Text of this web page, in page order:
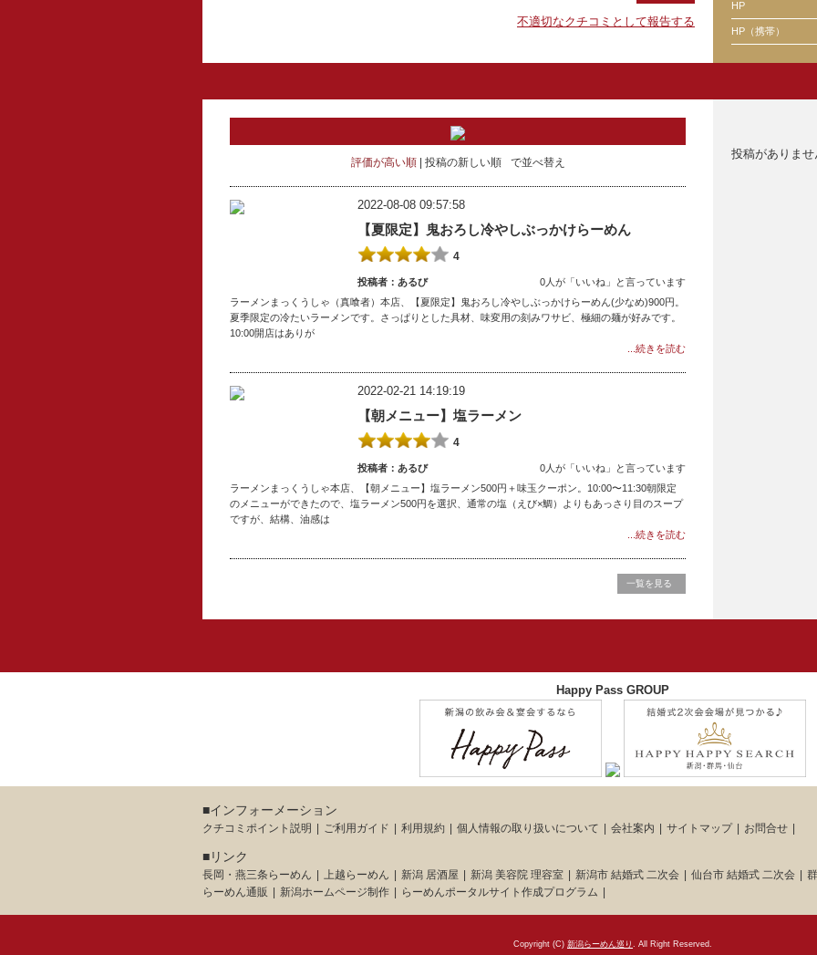
不適切なクチコミとして報告する
HP
HP（携帯）
評価が高い順 投稿の新しい順 で並べ替え
2022-08-08 09:57:58
【夏限定】鬼おろし冷やしぶっかけらーめん
4
投稿者：あるび
0人が「いいね」と言っています
ラーメンまっくうしゃ（真喰者）本店、【夏限定】鬼おろし冷やしぶっかけらーめん(少なめ)900円。
夏季限定の冷たいラーメンです。さっぱりとした具材、味変用の刻みワサビ、極細の麺が好みです。
10:00開店はありが
...続きを読む
2022-02-21 14:19:19
【朝メニュー】塩ラーメン
4
投稿者：あるび
0人が「いいね」と言っています
ラーメンまっくうしゃ本店、【朝メニュー】塩ラーメン500円＋味玉クーポン。10:00〜11:30朝限定
のメニューができたので、塩ラーメン500円を選択、通常の塩（えび×鯛）よりもあっさり目のスープ
ですが、結構、油感は
...続きを読む
一覧を見る
投稿がありませ
Happy Pass GROUP
■インフォーメーション
クチコミポイント説明 ご利用ガイド 利用規約 個人情報の取り扱いについて 会社案内 サイトマップ お問合せ
■リンク
長岡・燕三条らーめん 上越らーめん 新潟 居酒屋 新潟 美容院 理容室 新潟市 結婚式 二次会 仙台市 結婚式 二次会
らーめん通販
新潟ホームページ制作 らーめんポータルサイト作成プログラム
Copyright (C) 新潟らーめん巡り . All Right Reserved.